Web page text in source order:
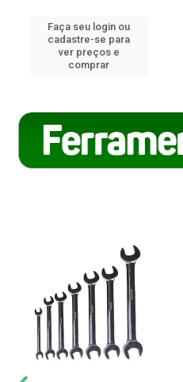
Faça seu login ou
cadastre-se para
ver preços e
comprar